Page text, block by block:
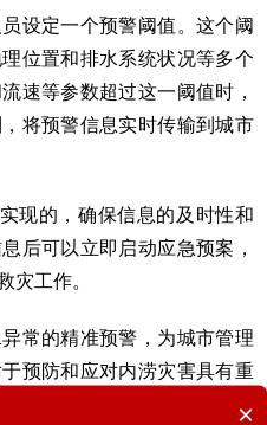
设定一个预警阈值。这个阈
位置和排水系统状况等多个
速等参数超过这一阈值时，
将预警信息实时传输到城市
现的，确保信息的及时性和
后可以立即启动应急预案，
灾工作。
常的精准预警，为城市管理
预防和应对内涝灾害具有重
安全
×